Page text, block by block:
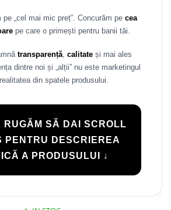
pe „cel mai mic preț”. Concurăm pe cea
pe care o primești pentru banii tăi.
transparență, calitateși mai ales
dintre noi și „alții” nu este marketingul
din spatele produsului.
RUGĂM SĂ DAI SCROLL
PENTRU DESCRIEREA
A PRODUSULUI ↓